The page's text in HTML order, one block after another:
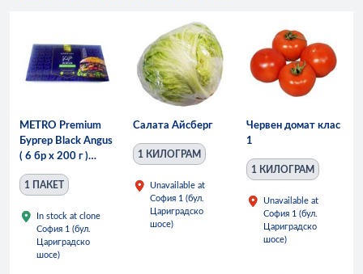
METRO Premium
Бургер Black Angus
( 6 бр х 200 г )
1200 г
1 ПАКЕТ
In stock at clone
София 1 (бул.
Цариградско
шосе)
Салата Айсберг
1 КИЛОГРАМ
Unavailable at
София 1 (бул.
Цариградско
шосе)
Червен домат клас
1
1 КИЛОГРАМ
Unavailable at
София 1 (бул.
Цариградско
шосе)